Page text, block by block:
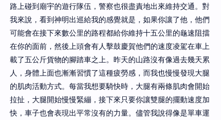
路上碰到廟宇的遊行隊伍，警察也很盡責地出來維持交通。對
我來說，看到神明出巡給我的感覺就是，如果你讓了他，他們
可能會在接下來數公里的路程都給你維持十五公里的龜速阻擋
在你的面前，然後上頭會有人擊鼓慶賀他們的速度凌駕在車上
載了五公斤貨物的腳踏車之上。昨天的山路沒有像過去幾天累
人，身體上面也漸漸習慣了這種疲勞感，而我也慢慢發現大腿
的肌肉活動方式。每當我想要騎快時，大腿有兩條肌肉會開始
拉扯，大腿開始慢慢緊繃，接下來只要你讓雙腿的擺動速度加
快，車子也會表現出平常沒有的力量。儘管我說得像是單車運